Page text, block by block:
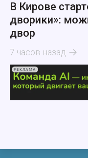
В Кирове
дворики»:
двор
7 часов назад
РЕКЛАМА